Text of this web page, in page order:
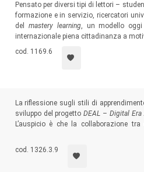
Pensato per diversi tipi di lettori –
formazione e in servizio, ricercatori
del mastery learning, un modello
internazionale piena cittadinanza a
cod. 1169.6
La riflessione sugli stili di
sviluppo del progettoDEAL – Digital Era
L’auspicio è che la collaborazione
convergere verso un punto d’arrivo
e diversificati, che contribuiscano ad
ampiamente distribuito.
cod. 1326.3.9